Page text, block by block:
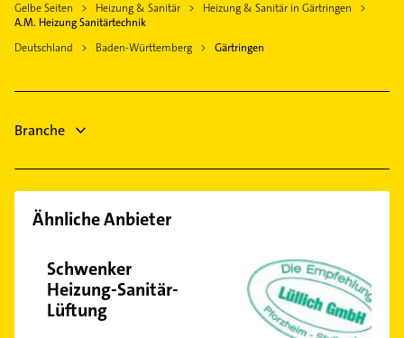
Sindelfingen
Jettingen Württemberg
Althengstett
Weil der Stadt
Krankengymnastik
Immobilien
Steuerberater
Gelbe Seiten Heizung & Sanitär
Heizung & Sanitär in Gärtringen
A.M. Heizung Sanitärtechnik
Deutschland
Baden-Württemberg Gärtringen
Branche
Ähnliche Anbieter
Schwenker
Heizung-Sanitär-
Lüftung